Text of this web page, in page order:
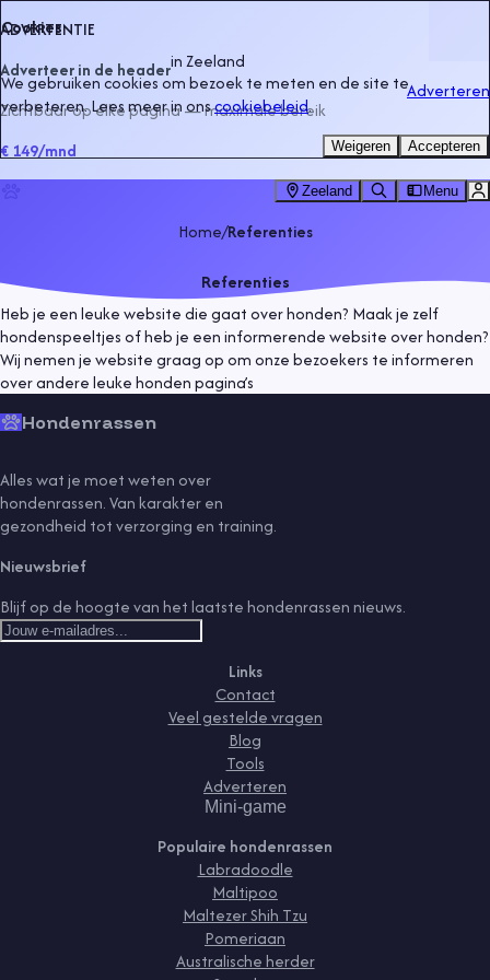
ADVERTENTIE
Adverteer in de headerinZeeland
Zichtbaar op elke pagina — maximale bereik
€ 149/mnd
Adverteren
Zeeland Menu
Home/Referenties
Referenties
Heb je een leuke website die gaat over honden? Maak je zelf
hondenspeeltjes of heb je een informerende website over honden?
Wij nemen je website graag op om onze bezoekers te informeren
over andere leuke honden pagina’s
Hondenrassen
Alles wat je moet weten over
hondenrassen. Van karakter en
gezondheid tot verzorging en training.
Nieuwsbrief
Blijf op de hoogte van het laatste hondenrassen nieuws.
Links
Contact
Veel gestelde vragen
Blog
Tools
Adverteren
Mini-game
Populaire hondenrassen
Labradoodle
Maltipoo
Maltezer Shih Tzu
Pomeriaan
Australische herder
Cookies
We gebruiken cookies om bezoek te meten en de site te
verbeteren. Lees meer in onscookiebeleid.
Weigeren Accepteren